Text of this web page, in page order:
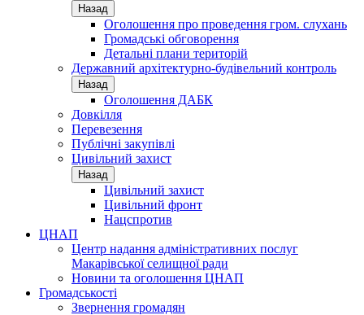
Назад
Оголошення про проведення гром. слухань
Громадські обговорення
Детальні плани територій
Державний архітектурно-будівельний контроль
Назад
Оголошення ДАБК
Довкілля
Перевезення
Публічні закупівлі
Цивільний захист
Назад
Цивільний захист
Цивільний фронт
Нацспротив
ЦНАП
Центр надання адміністративних послуг
Макарівської селищної ради
Новини та оголошення ЦНАП
Громадськості
Звернення громадян